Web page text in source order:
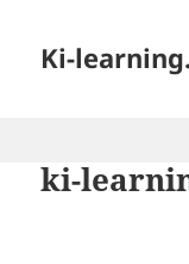
Ki-
ki-